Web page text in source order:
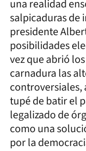
una realidad
salpicaduras de
presidente
posibilidades
vez que abrió
carnadura las
controversiales,
tupé de batir el
legalizado de
como una
por la